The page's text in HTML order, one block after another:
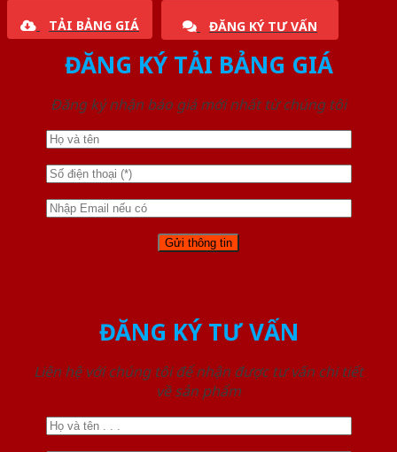
TẢI BẢNG GIÁ ĐĂNG KÝ TƯ VẤN
ĐĂNG KÝ TẢI BẢNG GIÁ
Đăng ký nhận báo giá mới nhất từ chúng tôi
ĐĂNG KÝ TƯ VẤN
Liên hệ với chúng tôi để nhận được tư vấn chi tiết
về sản phẩm